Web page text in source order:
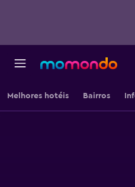
Melhores hotéis Bairros